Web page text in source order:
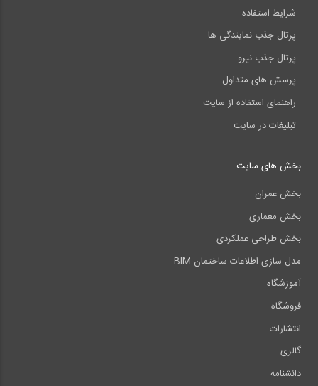
شرایط استفاده
پرتال جذب نمایندگی ها
پرتال جذب نیرو
پرسش های متداول
راهنمای استفاده از سایت
تبلیغات در سایت
بخش های سایت
بخش عمران
بخش معماری
بخش طراحی عملکردی
مدل سازی اطلاعات ساختمان BIM
آموزشگاه
فروشگاه
انتشارات
گالری
دانشنامه